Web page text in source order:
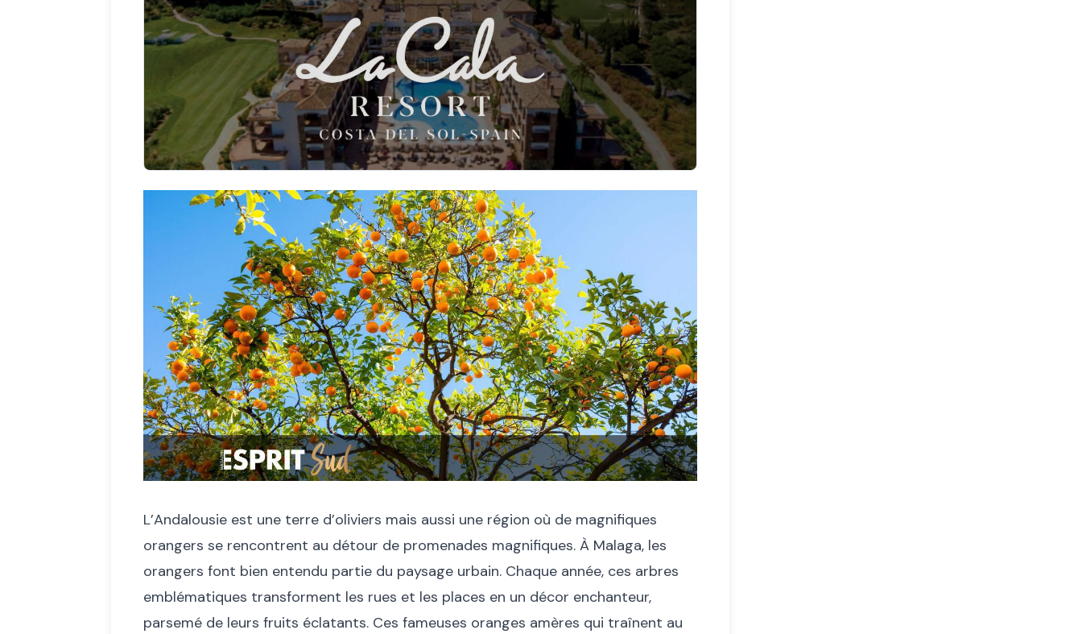
L’Andalousie est une terre d’oliviers mais aussi une région où de magnifiques
orangers se rencontrent au détour de promenades magnifiques. À Malaga, les
orangers font bien entendu partie du paysage urbain. Chaque année, ces arbres
emblématiques transforment les rues et les places en un décor enchanteur,
parsemé de leurs fruits éclatants. Ces fameuses oranges amères qui traînent au